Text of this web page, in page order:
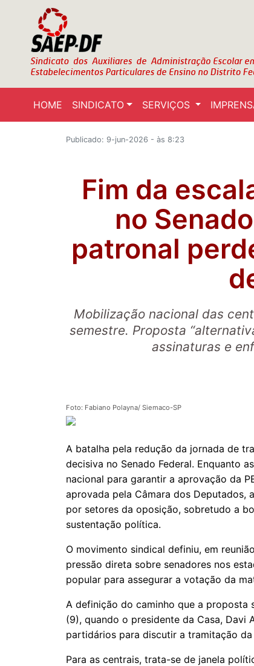
HOME SINDICATO SERVIÇOS
Publicado: 9-jun-2026 - às 8:23
Fim da
no
patronal
Mobilização nacional das
semestre. Proposta
assinaturas e
Foto: Fabiano Polayna/ Siemaco-SP
A batalha pela redução da jornada de
decisiva no Senado Federal. Enquanto
nacional para garantir a aprovação da
aprovada pela Câmara dos
por setores da oposição, sobretudo a
sustentação política.
O movimento sindical definiu, em
pressão direta sobre senadores nos
popular para assegurar a votação da
A definição do caminho que a proposta
(9), quando o presidente da Casa, Davi
partidários para discutir a tramitação
Para as centrais, trata-se de janela